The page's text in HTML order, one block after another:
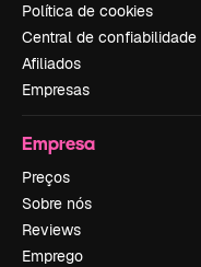
Política de cookies
Central de confiabilidade
Afiliados
Empresas
Empresa
Preços
Sobre nós
Reviews
Emprego